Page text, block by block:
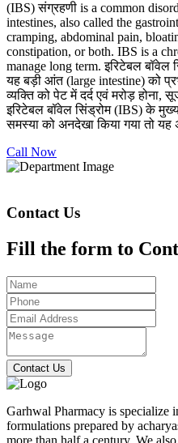
(IBS) संग्रहणी is a common
intestines, also called the
cramping, abdominal pain,
constipation, or both. IBS is a
manage long term. इरिटेबल
यह बड़ी आंत (large intestine) को
व्यक्ति को पेट में दर्द एवं मरोड़ होना,
इरिटेबल बॉवेल सिंड्रोम (IBS) के
समस्या को अनदेखा किया गया तो यह
Call Now
Contact Us
Fill the form to
Contact Us
Garhwal Pharmacy is specialize
formulations prepared by
more than half a century. We